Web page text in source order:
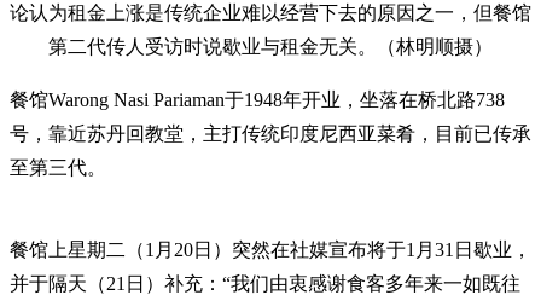
论认为租金上涨是传统企业难以经营下去的原因之一，但餐馆
第二代传人受访时说歇业与租金无关。（林明顺摄）
餐馆Warong Nasi Pariaman于1948年开业，坐落在桥北路738
号，靠近苏丹回教堂，主打传统印度尼西亚菜肴，目前已传承
至第三代。
餐馆上星期二（1月20日）突然在社媒宣布将于1月31日歇业，
并于隔天（21日）补充：“我们由衷感谢食客多年来一如既往